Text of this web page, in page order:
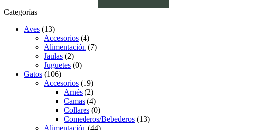
Categorías
Aves (13)
Accesorios (4)
Alimentación (7)
Jaulas (2)
Juguetes (0)
Gatos (106)
Accesorios (19)
Arnés (2)
Camas (4)
Collares (0)
Comederos/Bebederos (13)
Alimentación (44)